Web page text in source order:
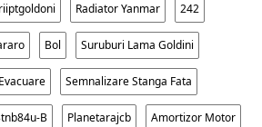
Radiator Yanmar 242
Bol Suruburi Lama Goldini
Semnalizare Stanga Fata
B Planetarajcb Amortizor Motor